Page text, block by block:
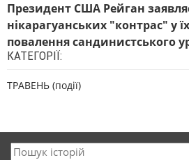
Президент США Рейган
нікарагуанських "контрас" у
повалення сандинистського
КАТЕГОРІЇ:
ТРАВЕНЬ (події)